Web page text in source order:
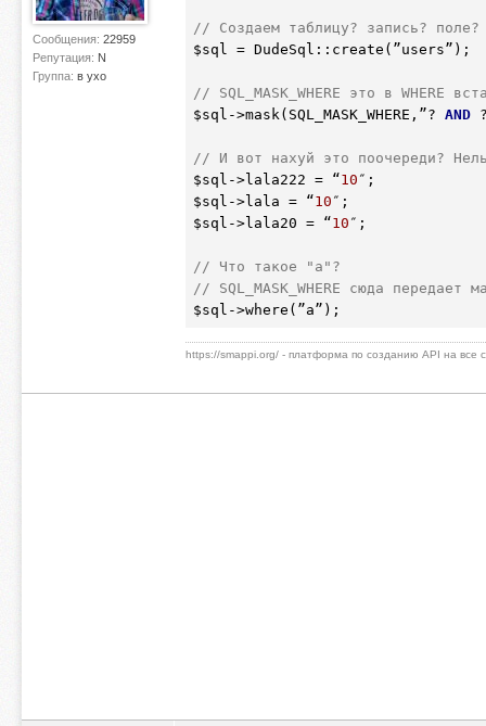
Сообщения: 22959
Репутация: N
Группа: в ухо
// Создаем таблицу? запись? поле?
$sql
= DudeSql::create(”users”);
// SQL_MASK_WHERE это в WHERE
$sql ->mask(SQL_MASK_WHERE,”? AND
// И вот нахуй это поочереди?
$sql ->lala222 = “10
$sql ->lala = “10
$sql ->lala20 = “10 ″;
// Что такое "a"?
// SQL_MASK_WHERE сюда передает
$sql
https://smappi.org/ - платформа по созданию API на все